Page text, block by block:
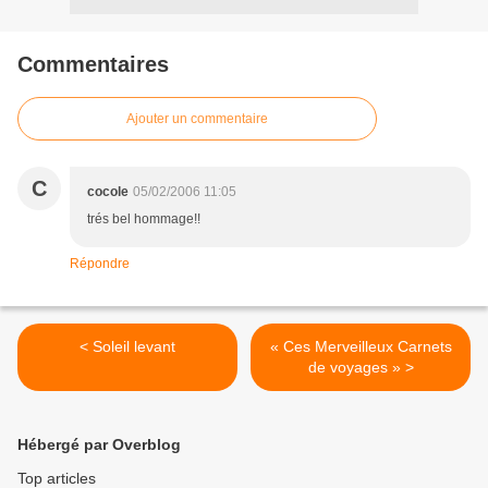
Commentaires
Ajouter un commentaire
C cocole 05/02/2006 11:05
trés bel hommage!!
Répondre
< Soleil levant
« Ces Merveilleux Carnets
de voyages » >
Hébergé par Overblog
Top articles